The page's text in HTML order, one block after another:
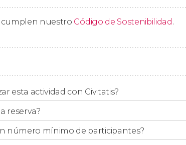
habiendo conocido la historia del
grupos de más de 6 personas, aunque se
cumplen nuestro Código de Sostenibilidad .
esta actividad con Civitatis?
reserva?
número mínimo de participantes?